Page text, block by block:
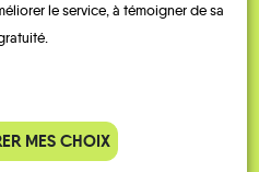
en train, mais le
le service, à témoigner de sa
MES CHOIX